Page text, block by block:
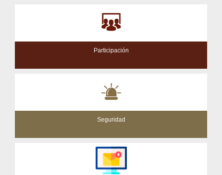
Participación
Seguridad